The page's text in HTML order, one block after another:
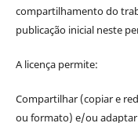
compartilhamento do
publicação inicial neste
A licença permite:
Compartilhar (copiar e
ou formato) e/ou